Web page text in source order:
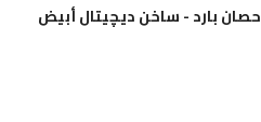
تكييف تورنيدو اسبليت 2.25 حصان بارد - ساخن ديچيتال أبيض